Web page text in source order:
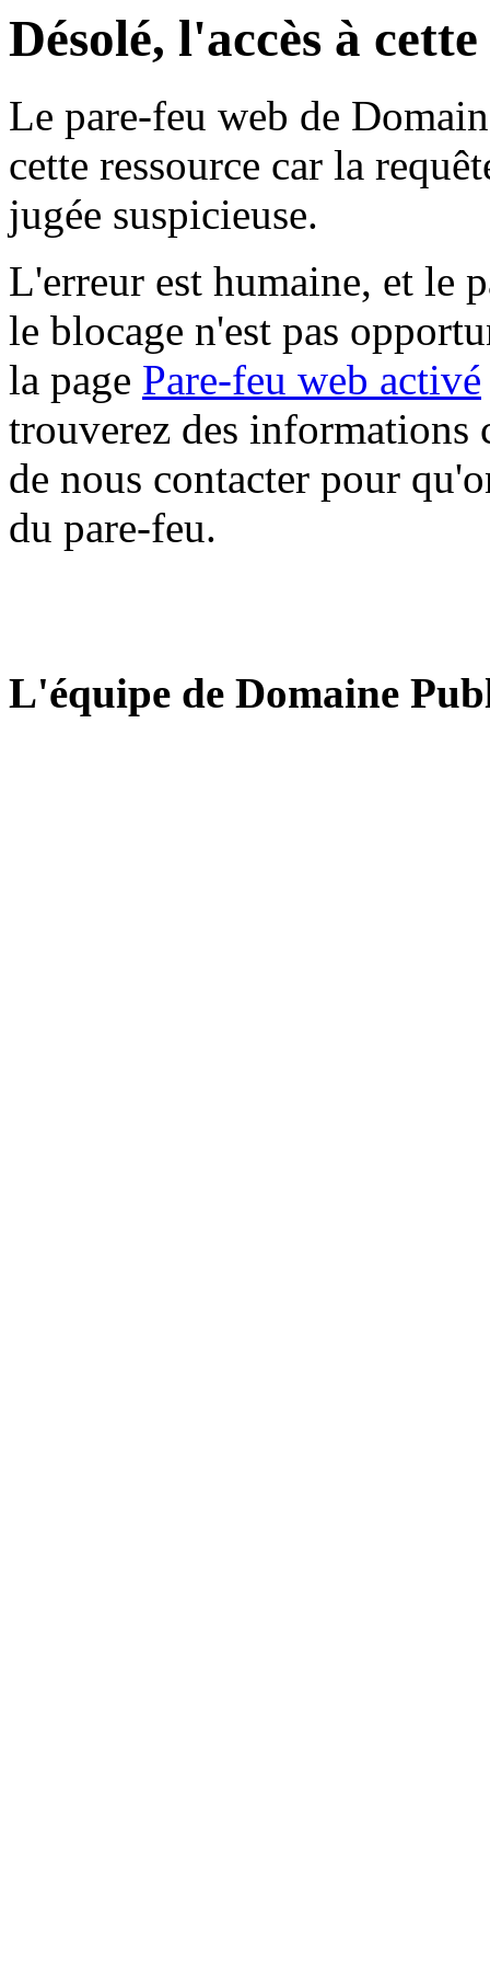
Désolé, l'accès à
Le pare-feu web de
cette ressource car la
jugée suspicieuse.
L'erreur est humaine, et le
le blocage n'est pas
la page Pare-feu web activé
trouverez des informations
de nous contacter pour
du pare-feu.
L'équipe de Domaine